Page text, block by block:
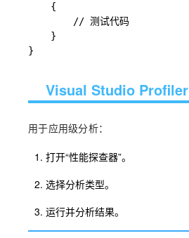
{
// 测试代码
}
}
Visual Studio Profiler
用于应用级分析：
打开“性能探查器”。
选择分析类型。
运行并分析结果。